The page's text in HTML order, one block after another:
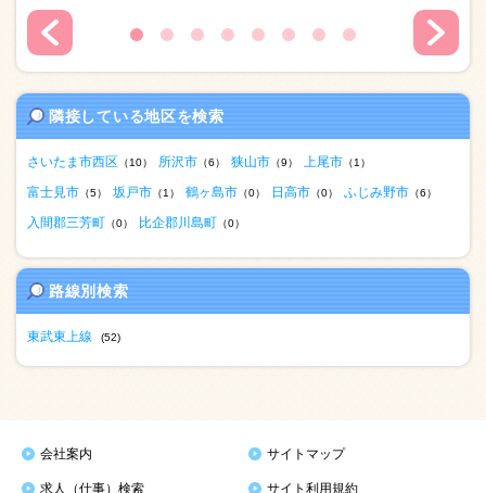
隣接している地区を検索
さいたま市西区 （10） 所沢市 （6） 狭山市 （9） 上尾市 （1）
富士見市 （5） 坂戸市 （1） 鶴ヶ島市 （0） 日高市 （0） ふじみ野市 （6）
入間郡三芳町 （0） 比企郡川島町 （0）
路線別検索
東武東上線 (52)
会社案内 サイトマップ
求人（仕事）検索 サイト利用規約